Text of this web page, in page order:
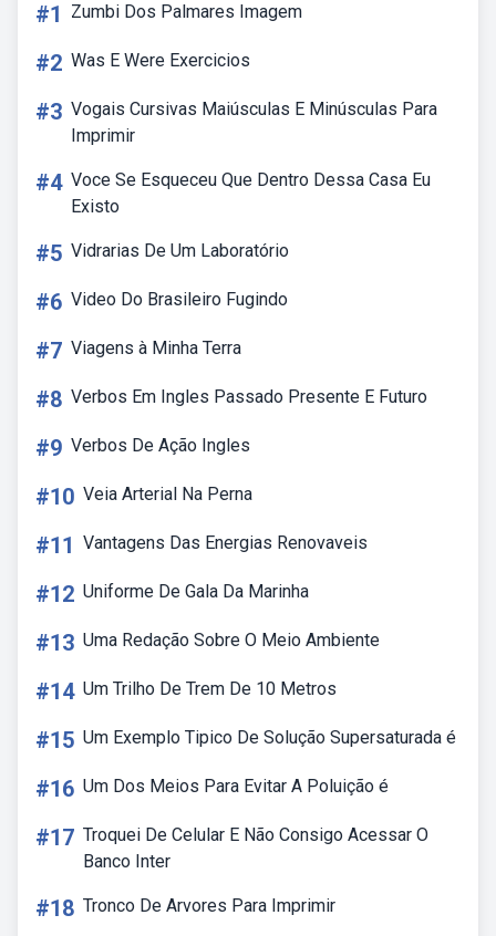
#1 Zumbi Dos Palmares Imagem
#2 Was E Were Exercicios
#3 Vogais Cursivas Maiúsculas E Minúsculas Para
Imprimir
#4 Voce Se Esqueceu Que Dentro Dessa Casa Eu
Existo
#5 Vidrarias De Um Laboratório
#6 Video Do Brasileiro Fugindo
#7 Viagens à Minha Terra
#8 Verbos Em Ingles Passado Presente E Futuro
#9 Verbos De Ação Ingles
#10 Veia Arterial Na Perna
#11 Vantagens Das Energias Renovaveis
#12 Uniforme De Gala Da Marinha
#13 Uma Redação Sobre O Meio Ambiente
#14 Um Trilho De Trem De 10 Metros
#15 Um Exemplo Tipico De Solução Supersaturada é
#16 Um Dos Meios Para Evitar A Poluição é
#17 Troquei De Celular E Não Consigo Acessar O
Banco Inter
#18 Tronco De Arvores Para Imprimir